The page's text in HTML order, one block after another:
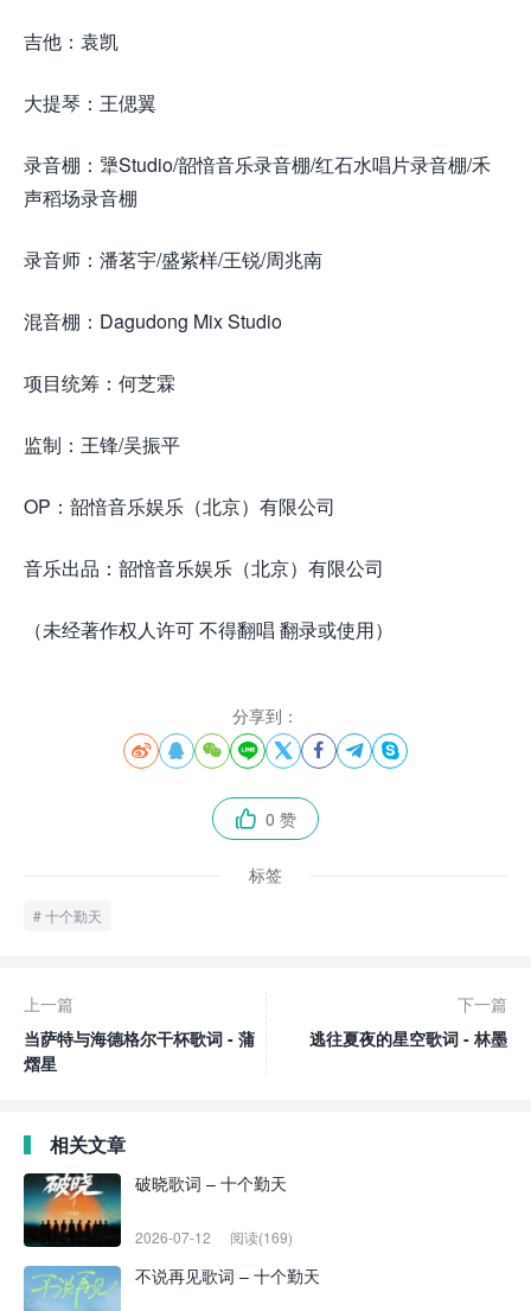
吉他：袁凯
大提琴：王偲翼
录音棚：犟Studio/韶愔音乐录音棚/红石水唱片录音棚/禾
声稻场录音棚
录音师：潘茗宇/盛紫样/王锐/周兆南
混音棚：Dagudong Mix Studio
项目统筹：何芝霖
监制：王锋/吴振平
OP：韶愔音乐娱乐（北京）有限公司
音乐出品：韶愔音乐娱乐（北京）有限公司
（未经著作权人许可 不得翻唱 翻录或使用）
分享到：
       
 0 赞
标签
十个勤天
上一篇
当萨特与海德格尔干杯歌词 - 蒲
熠星
下一篇
逃往夏夜的星空歌词 - 林墨
相关文章
破晓歌词 – 十个勤天
2026-07-12 阅读(169)
不说再见歌词 – 十个勤天